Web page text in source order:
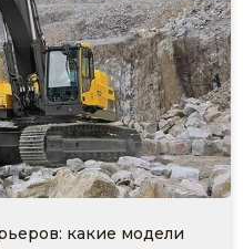
какие модели